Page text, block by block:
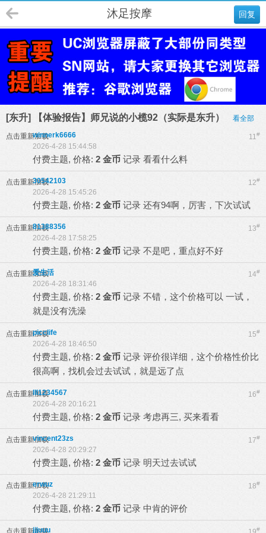
回复
沐足按摩
[东升] 【体验报告】师兄说的小榄92（实际是东升） 看全部
点击重新加载 11#
winnerk6666
2026-4-28 15:44:58
付费主题, 价格: 2 金币 记录 看看什么料
点击重新加载 12#
30542103
2026-4-28 15:45:26
付费主题, 价格: 2 金币 记录 还有94啊，厉害，下次试试
点击重新加载 13#
81388356
2026-4-28 17:58:25
付费主题, 价格: 2 金币 记录 不是吧，重点好不好
点击重新加载 14#
爱生活
2026-4-28 18:31:46
付费主题, 价格: 2 金币 记录 不错，这个价格可以 一试，
就是没有洗澡
点击重新加载 15#
picclife
2026-4-28 18:46:50
付费主题, 价格: 2 金币 记录 评价很详细，这个价格性价比
很高啊，找机会过去试试，就是远了点
点击重新加载 16#
lll1234567
2026-4-28 20:16:21
付费主题, 价格: 2 金币 记录 考虑再三, 买来看看
点击重新加载 17#
vincent23zs
2026-4-28 20:29:27
付费主题, 价格: 2 金币 记录 明天过去试试
点击重新加载 18#
erwuz
2026-4-28 21:29:11
付费主题, 价格: 2 金币 记录 中肯的评价
点击重新加载 #
jjjuuu